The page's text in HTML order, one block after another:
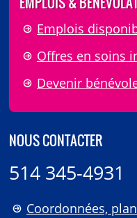
Emplois
Offres en soins
Devenir
NOUS CONTACTER
514 345-4931
Coordonnées, plan